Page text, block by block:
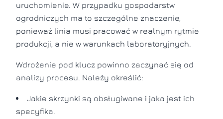
uruchomienie. W przypadku gospodarstw
ogrodniczych ma to szczególne znaczenie,
ponieważ linia musi pracować w realnym rytmie
produkcji, a nie w warunkach laboratoryjnych.
Wdrożenie pod klucz powinno zaczynać się od
analizy procesu. Należy określić:
Jakie skrzynki są obsługiwane i jaka jest ich
specyfika.